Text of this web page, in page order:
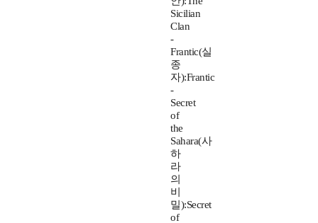
Sicilian
Clan
-
Frantic(실
종
자):Frantic
-
Secret
of
the
Sahara(사
하
라
의
비
밀):Secret
of